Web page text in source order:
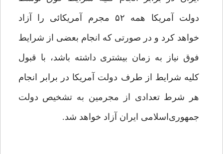
دولت آمریکا همه ۵۲ مجرم آمریکائی را آزاد
خواهد کرد و در صورتی که انجام بعضی از شرایط
فوق نیاز به زمان بیشتری داشته باشد، با قبول
کلیه شرایط از طرف دولت آمریکا در برابر انجام
هر شرط تعدادی از مجرمین به تشخیص دولت
جمهوری‌اسلامی ایران آزاد خواهد شد.